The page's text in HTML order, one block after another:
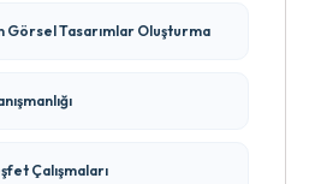
Görsel Tasarımlar Oluşturma
Çalışmaları